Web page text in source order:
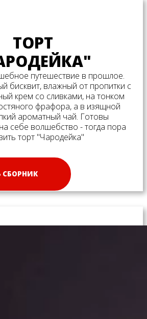
ТОРТ
путешествие в прошлое.
бисквит, влажный от пропитки с
крем со сливками, на тонком
фрафора, а в изящной
ароматный чай. Готовы
себе волшебство - тогда пора
торт "Чародейка"
СБОРНИК